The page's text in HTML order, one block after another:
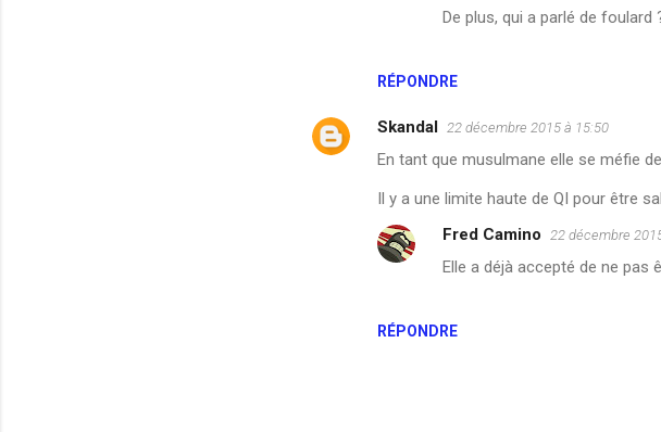
RÉPONDRE
De plus, qui a parlé de foulard
Skandal 22 décembre 2015 à 15:50
En tant que musulmane elle se méfie
Il y a une limite haute de QI pour être
RÉPONDRE
Fred Camino 22 décembre
Elle a déjà accepté de ne pas